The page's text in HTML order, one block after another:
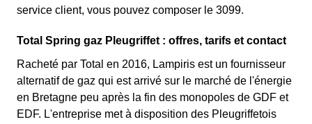
service client, vous pouvez composer le 3099.
Total Spring gaz Pleugriffet : offres, tarifs et contact
Racheté par Total en 2016, Lampiris est un fournisseur
alternatif de gaz qui est arrivé sur le marché de l'énergie
en Bretagne peu après la fin des monopoles de GDF et
EDF. L'entreprise met à disposition des Pleugriffetois